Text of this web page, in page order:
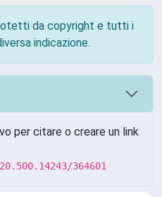
da copyright e tutti i
indicazione.
per citare o creare un link
364601